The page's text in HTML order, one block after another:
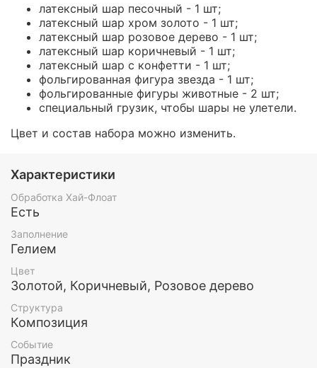
латексный шар песочный - 1 шт;
латексный шар хром золото - 1 шт;
латексный шар розовое дерево - 1 шт;
латексный шар коричневый - 1 шт;
латексный шар с конфетти - 1 шт;
фольгированная фигура звезда - 1 шт;
фольгированные фигуры животные - 2 шт;
специальный грузик, чтобы шары не улетели.
Цвет и состав набора можно изменить.
Характеристики
Обработка Хай-Флоат
Есть
Заполнение
Гелием
Цвет
Золотой, Коричневый, Розовое дерево
Структура
Композиция
Событие
Праздник